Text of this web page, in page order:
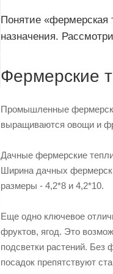
Понятие «фермерская
назначения.
Фермерские
Промышленные
выращиваются овощи и
Дачные фермерские
Ширина дачных
размеры - 4,2*8 и 4,2*10.
Еще одно ключевое
фруктов, ягод. Это
подсветки растений.
посадок препятствуют